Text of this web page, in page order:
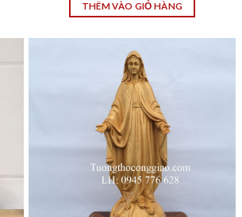
THÊM VÀO GIỎ HÀNG